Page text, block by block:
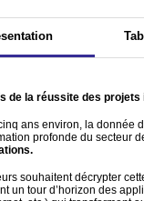
de la réussite des
ans environ, la donnée
profonde du secteur
souhaitent décrypter
un tour d’horizon des